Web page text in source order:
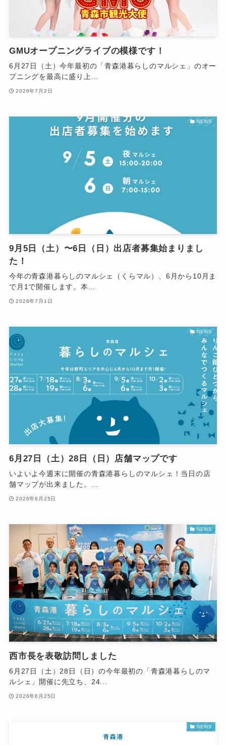
GMUオープニングライブの模様です！
6月27日（土）今年最初の「青森港暮らしのマルシェ」のオー
プニングを最高に盛り上...
2026年7月2日
NEWS
9月5日（土）〜6日（日）出店者募集始まりまし
た！
今年の青森港暮らしのマルシェ（くらマル）、6月から10月ま
で月1で開催します。本...
2026年7月1日
NEWS
6月27日（土）28日（日）店舗マップです
いよいよ今週末に開催の青森港暮らしのマルシェ！当日の店
舗マップが出来ました。...
2026年6月25日
NEWS
西市長を表敬訪問しました
6月27日（土）28日（日）の今年最初の「青森港暮らしのマ
ルシェ」開催に先立ち、24...
2026年6月25日
NEWS